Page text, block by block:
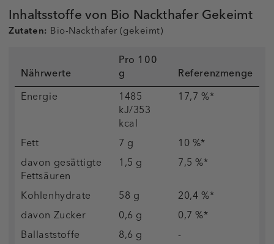
Inhaltsstoffe von Bio Nackthafer Gekeimt
Zutaten: Bio-Nackthafer (gekeimt)
Nährwerte
Pro 100
g
Referenzmenge
Energie
1485
kJ/353
kcal
17,7 %*
Fett 7 g
10 %*
davon gesättigte
Fettsäuren
1,5 g
7,5 %*
Kohlenhydrate
58 g
20,4 %*
davon Zucker
0,6 g
0,7 %*
Ballaststoffe
8,6 g
-